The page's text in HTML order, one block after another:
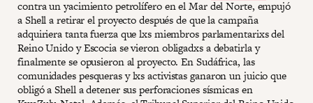
contra un yacimiento petrolífero en el Mar del Norte, empujó
a Shell a retirar el proyecto después de que la campaña
adquiriera tanta fuerza que lxs miembros parlamentarixs del
Reino Unido y Escocia se vieron obligadxs a debatirla y
finalmente se opusieron al proyecto. En Sudáfrica, las
comunidades pesqueras y lxs activistas ganaron un juicio que
obligó a Shell a detener sus perforaciones sísmicas en